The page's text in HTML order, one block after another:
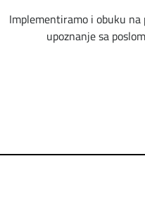
Implementiramo i obuku na
upoznanje sa